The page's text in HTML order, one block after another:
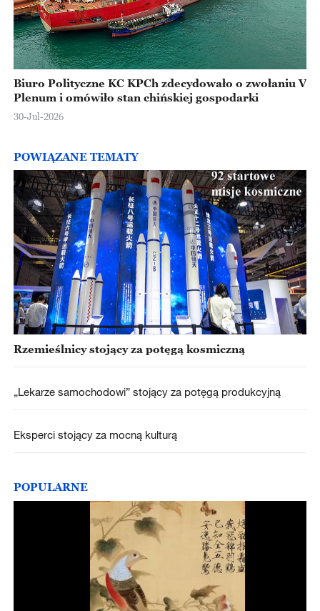
Biuro Polityczne KC KPCh zdecydowało o zwołaniu V
Plenum i omówiło stan chińskiej gospodarki
30-Jul-2026
POWIĄZANE TEMATY
Rzemieślnicy stojący za potęgą kosmiczną
„Lekarze samochodowi” stojący za potęgą produkcyjną
Eksperci stojący za mocną kulturą
POPULARNE